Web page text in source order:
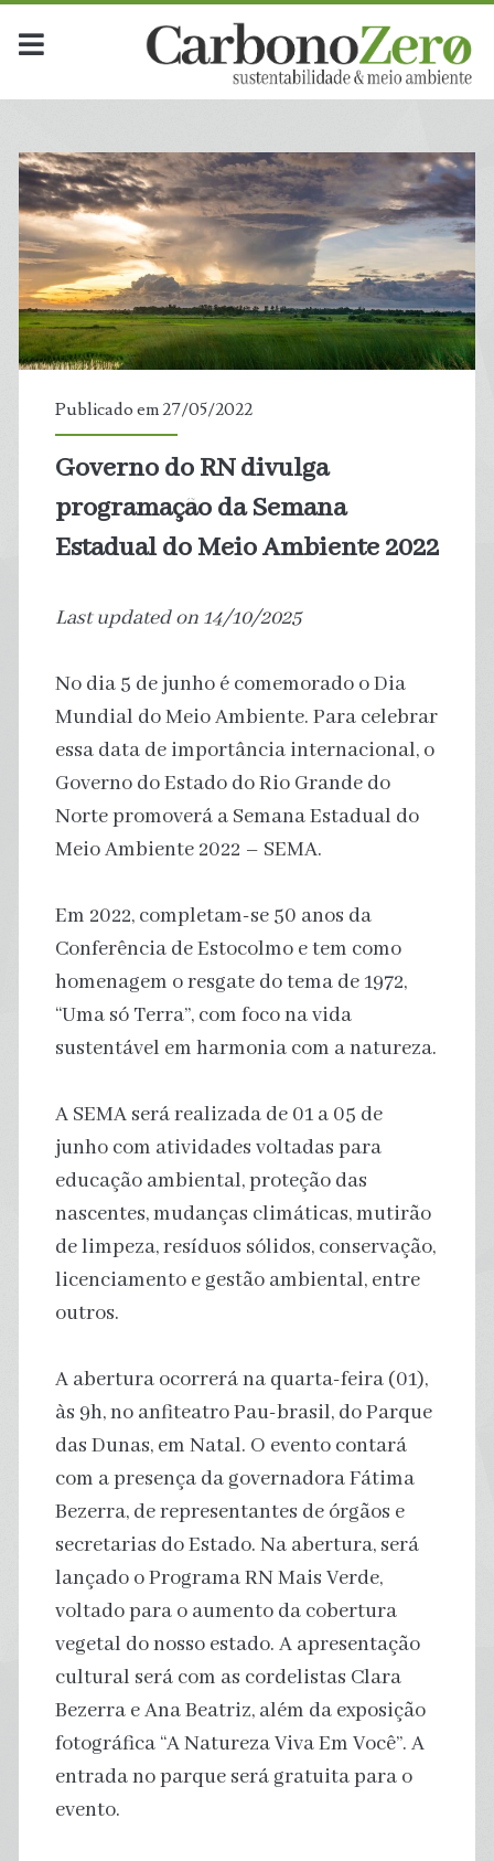
Publicado em 27/05/2022
Governo do RN divulga
programação da Semana
Estadual do Meio Ambiente 2022
Last updated on 14/10/2025
No dia 5 de junho é comemorado o Dia
Mundial do Meio Ambiente. Para celebrar
essa data de importância internacional, o
Governo do Estado do Rio Grande do
Norte promoverá a Semana Estadual do
Meio Ambiente 2022 – SEMA.
Em 2022, completam-se 50 anos da
Conferência de Estocolmo e tem como
homenagem o resgate do tema de 1972,
“Uma só Terra”, com foco na vida
sustentável em harmonia com a natureza.
A SEMA será realizada de 01 a 05 de
junho com atividades voltadas para
educação ambiental, proteção das
nascentes, mudanças climáticas, mutirão
de limpeza, resíduos sólidos, conservação,
licenciamento e gestão ambiental, entre
outros.
A abertura ocorrerá na quarta-feira (01),
às 9h, no anfiteatro Pau-brasil, do Parque
das Dunas, em Natal. O evento contará
com a presença da governadora Fátima
Bezerra, de representantes de órgãos e
secretarias do Estado. Na abertura, será
lançado o Programa RN Mais Verde,
voltado para o aumento da cobertura
vegetal do nosso estado. A apresentação
cultural será com as cordelistas Clara
Bezerra e Ana Beatriz, além da exposição
fotográfica “A Natureza Viva Em Você”. A
entrada no parque será gratuita para o
evento.